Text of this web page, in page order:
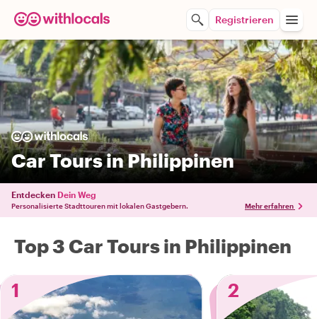
Registrieren
Car Tours in Philippinen
Entdecken Dein Weg
Personalisierte Stadttouren mit lokalen Gastgebern. Mehr erfahren
Top 3 Car Tours in Philippinen
1
2